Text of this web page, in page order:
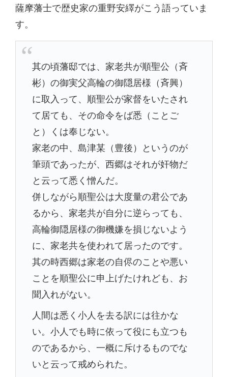
薩摩藩士で歴史家の重野安繹がこう語っていま
す。
其の頃藩邸では、家老共が順聖公（斉
彬）の御実父高輪の御隠居様（斉興）
に取入って、順聖公が家督をいたされ
て居ても、その命令をば悉（ことご
と）くは奉じない。
家老の中、島津某（豊後）というのが
筆頭であったが、西郷はそれが奸物だ
と云って悉く憎んだ。
併しながら順聖公は大度量の君公であ
るから、家老共が自分に逆らっても、
高輪御隠居様の御機嫌を損じないよう
に、家老共を使われて居ったのです。
其の時西郷は家老の自侭のことや悪い
ことを順聖公に申上げたけれども、お
聞入れがない。
人間は悉く小人を去る訳には往かな
い。小人でも時に依って役にも立つも
のであるから、一概に斥けるものでな
いと云って戒められた。